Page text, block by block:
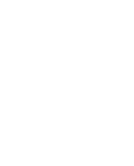
amivel csillapíthatja a
módszer,